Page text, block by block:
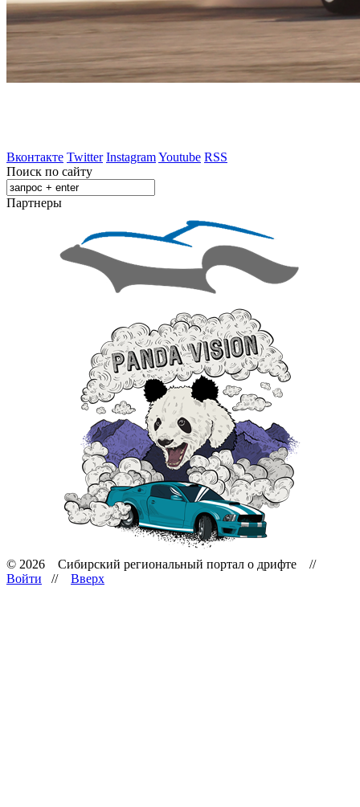
Вконтакте Twitter InstagramYoutube RSS
Поиск по сайту
Партнеры
© 2026 Сибирский региональный портал о дрифте //
Войти // Вверх